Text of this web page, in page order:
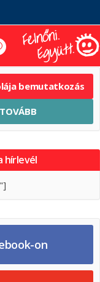
bemutatkozás
hírlevél
on